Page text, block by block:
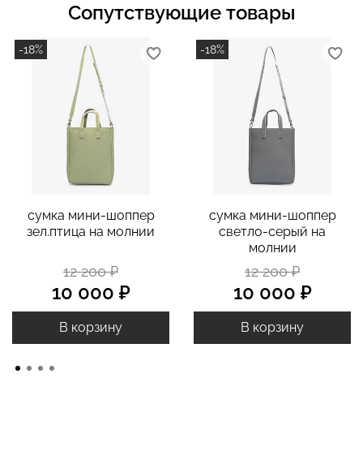
Сопутствующие товары
-18%
сумка мини-шоппер
зел.птица на молнии
12 200 ₽
10 000 ₽
В корзину
-18%
сумка мини-шоппер
светло-серый на
молнии
12 200 ₽
10 000 ₽
В корзину